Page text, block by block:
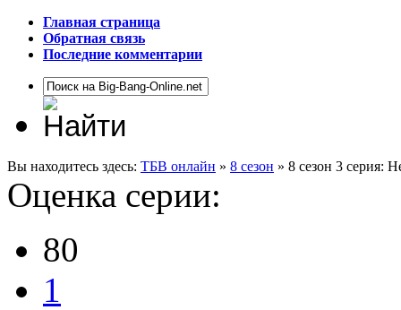
Главная страница
Обратная связь
Последние комментарии
Вы находитесь здесь: ТБВ онлайн » 8 сезон » 8 сезон 3 серия:
Оценка серии:
80
1